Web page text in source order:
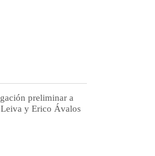
preliminar a
y Erico Ávalos